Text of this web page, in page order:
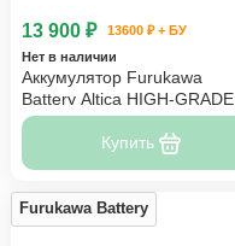
13 900 ₽
13600 ₽ + БУ
Нет в наличии
Аккумулятор Furukawa
Battery Altica HIGH-GRADE
50 Ач 70B24R
Купить
Furukawa Battery